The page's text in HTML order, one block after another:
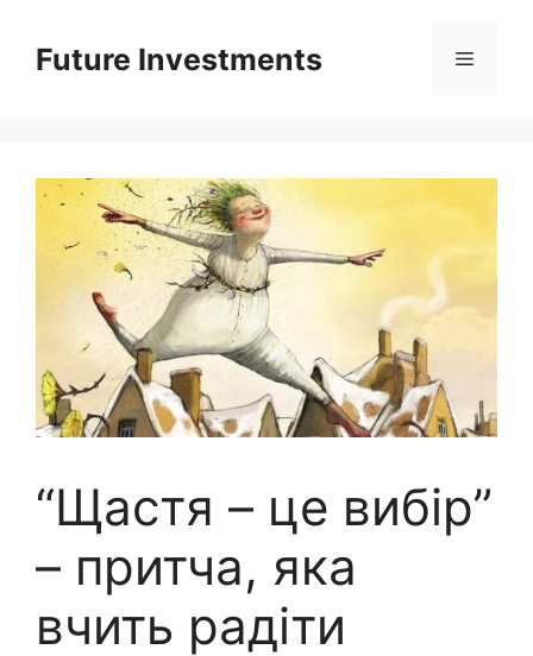
вмістуFuture Investments Меню
“Щастя – це вибір”
– притча, яка
вчить радіти